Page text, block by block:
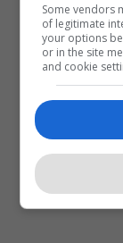
Some vendors
of legitimate
your options
or in the site
and cookie